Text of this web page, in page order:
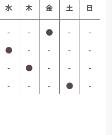
水 木 金 土 日
- - ● -
-
● - - -
-
- ● - -
-
- - - ● -